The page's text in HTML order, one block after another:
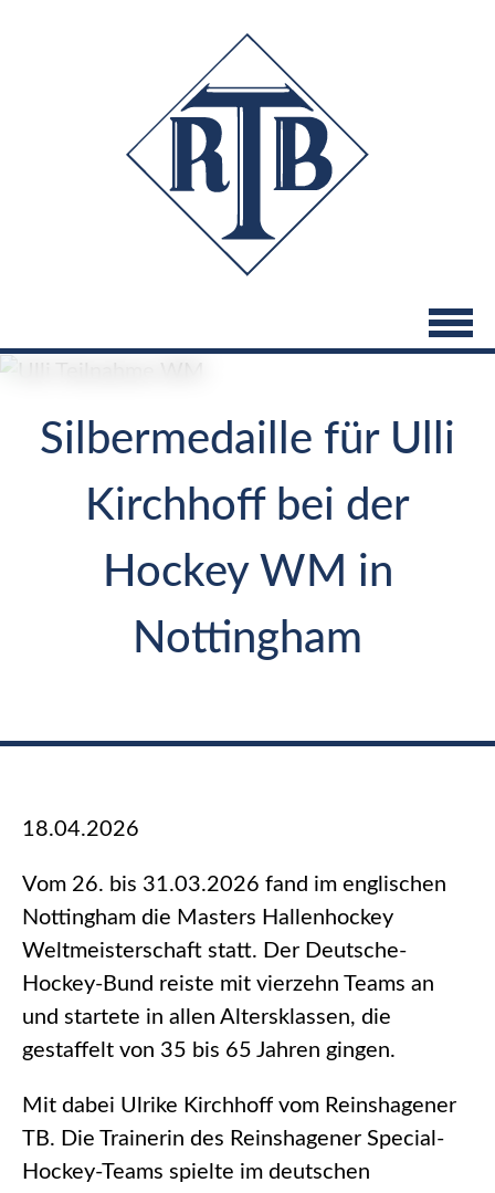
Silbermedaille für Ulli
Kirchhoff bei der
Hockey WM in
Nottingham
18.04.2026
Vom 26. bis 31.03.2026 fand im englischen
Nottingham die Masters Hallenhockey
Weltmeisterschaft statt. Der Deutsche-
Hockey-Bund reiste mit vierzehn Teams an
und startete in allen Altersklassen, die
gestaffelt von 35 bis 65 Jahren gingen.
Mit dabei Ulrike Kirchhoff vom Reinshagener
TB. Die Trainerin des Reinshagener Special-
Hockey-Teams spielte im deutschen